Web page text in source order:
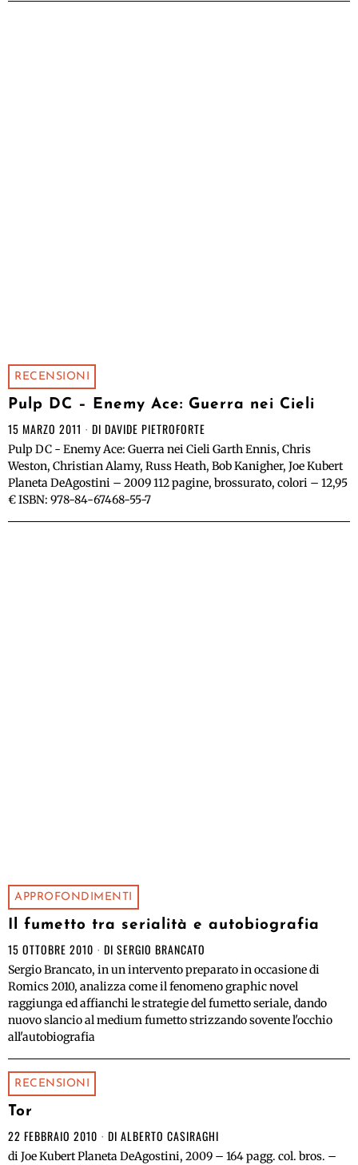
RECENSIONI
Pulp DC – Enemy Ace: Guerra nei Cieli
15 MARZO 2011 DI DAVIDE PIETROFORTE
Pulp DC - Enemy Ace: Guerra nei Cieli Garth Ennis, Chris
Weston, Christian Alamy, Russ Heath, Bob Kanigher, Joe Kubert
Planeta DeAgostini – 2009 112 pagine, brossurato, colori – 12,95
€ ISBN: 978-84-67468-55-7
APPROFONDIMENTI
Il fumetto tra serialità e autobiografia
15 OTTOBRE 2010 DI SERGIO BRANCATO
Sergio Brancato, in un intervento preparato in occasione di
Romics 2010, analizza come il fenomeno graphic novel
raggiunga ed affianchi le strategie del fumetto seriale, dando
nuovo slancio al medium fumetto strizzando sovente l'occhio
all'autobiografia
RECENSIONI
Tor
22 FEBBRAIO 2010 DI ALBERTO CASIRAGHI
di Joe Kubert Planeta DeAgostini, 2009 – 164 pagg. col. bros. –